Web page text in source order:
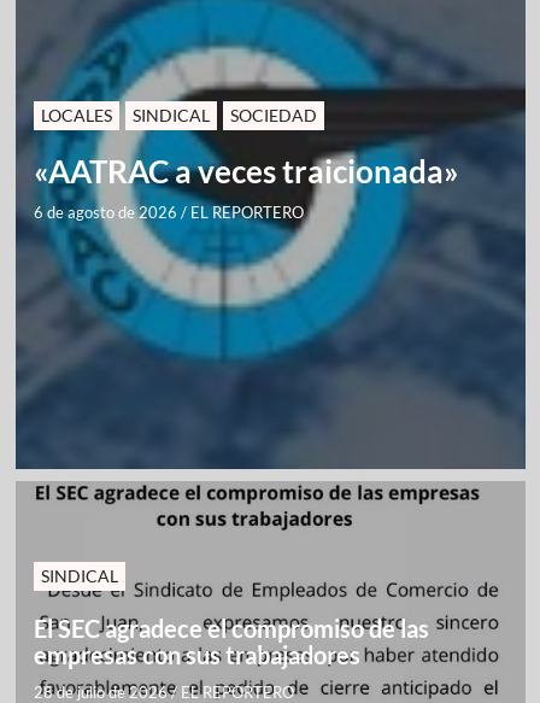
LOCALES SINDICAL SOCIEDAD
«AATRAC a veces traicionada»
6 de agosto de 2026 / EL REPORTERO
SINDICAL
El SEC agradece el compromiso de las
empresas con sus trabajadores
28 de julio de 2026/ EL REPORTERO